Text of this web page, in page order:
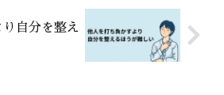
自分を整え